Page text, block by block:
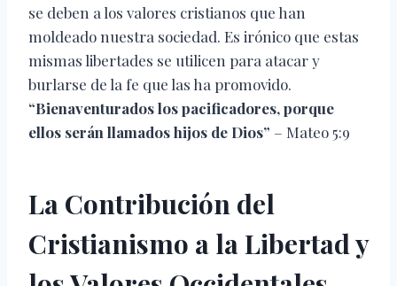
se deben a los valores cristianos que han
moldeado nuestra sociedad. Es irónico que estas
mismas libertades se utilicen para atacar y
burlarse de la fe que las ha promovido.
“Bienaventurados los pacificadores, porque
ellos serán llamados hijos de Dios” – Mateo 5:9
La Contribución del
Cristianismo a la Libertad y